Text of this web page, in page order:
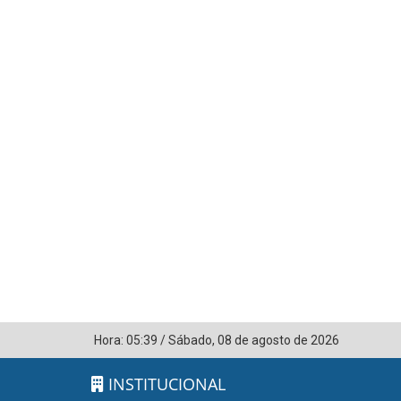
Hora: 05:39 /Sábado, 08 de agosto de 2026
INSTITUCIONAL